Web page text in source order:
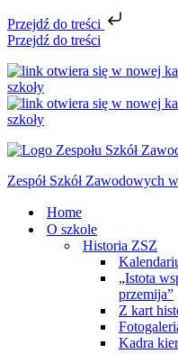
Przejdź do treści
Przejdź do treści
Zespół Szkół Zawodowych
Home
O szkole
Historia ZSZ
„Istota
przemija”
Z kart
Kadra